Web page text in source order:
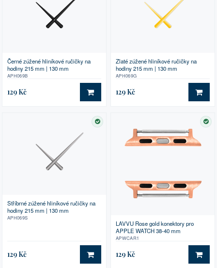
Černé zúžené hliníkové ručičky na
hodiny 215 mm | 130 mm
APH069B
129 Kč DO KOŠÍKU
Zlaté zúžené hliníkové ručičky na
hodiny 215 mm | 130 mm
APH069G
129 Kč DO
SKLADEM
Stříbrné zúžené hliníkové ručičky na
hodiny 215 mm | 130 mm
APH069S
129 Kč DO KOŠÍKU
LAVVU Rose gold konektory pro
APPLE WATCH 38-40 mm
APWCAR1
129 Kč DO